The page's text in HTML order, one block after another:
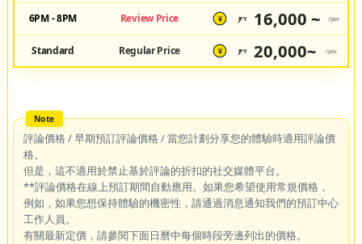
6PM - 8PM Review Price ¥ JPY 16,000 ~ /pax
Standard Regular Price ¥ JPY 20,000~ /pax
評論價格 / 早期預訂評論價格 / 當您計劃分享您的體驗時適用評論價
格。
但是，這不適用於禁止基於評論的折扣的社交媒體平台。
**評論價格在線上預訂期間自動應用。如果您希望使用常規價格，
例如，如果您想保持體驗的機密性，請通過消息通知我們的預訂中心
工作人員。
有關最新定價，請參閱下面日曆中每個時段旁邊列出的價格。